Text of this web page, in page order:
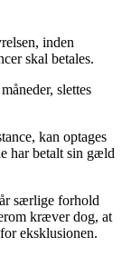
inden
skal betales.
slettes
kan optages
har betalt sin gæld
særlige forhold
kræver dog, at
eksklusionen.